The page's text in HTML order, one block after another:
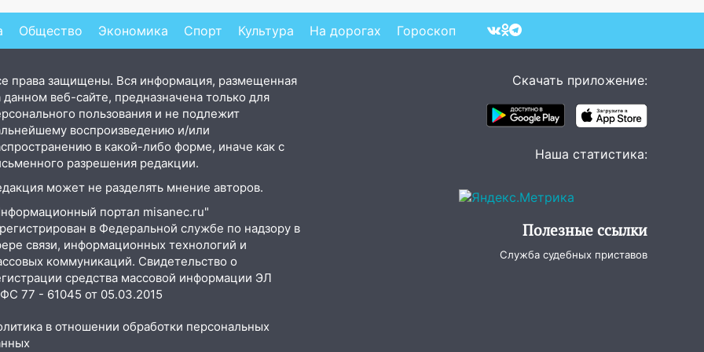
06/08/2026 – Новости
Общество Экономика Спорт Культура На дорогах Гороскоп
права защищены. Вся информация, размещенная
данном веб-сайте, предназначена только для
пользования и не подлежит
воспроизведению и/или
в какой-либо форме, иначе как с
разрешения редакции.
может не разделять мнение авторов.
портал misanec.ru"
в Федеральной службе по надзору в
связи, информационных технологий и
коммуникаций. Свидетельство о
средства массовой информации ЭЛ
77 - 61045 от 05.03.2015
в отношении обработки персональных
Скачать приложение:
Наша статистика:
Полезные ссылки
Служба судебных приставов